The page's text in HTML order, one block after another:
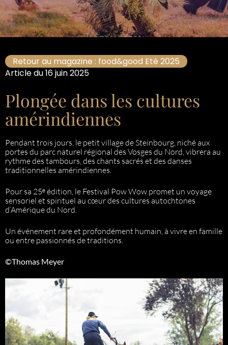
Retour au magazine : food&good Eté 2025
Article du 16 juin 2025
Plongée dans les cultures
amérindiennes
Pendant trois jours, le petit village de Steinbourg, niché aux
portes du parc naturel régional des Vosges du Nord, vibrera au
rythme des tambours, des chants sacrés et des danses
traditionnelles amérindiennes.
Pour sa 25ᵉ édition, le Festival Pow Wow promet un voyage
sensoriel et spirituel au cœur des cultures autochtones
d’Amérique du Nord.
Un événement rare et profondément humain, à vivre en famille
ou entre passionnés de traditions.
©Thomas Meyer